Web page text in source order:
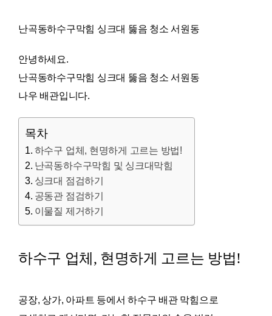
난곡동하수구막힘 싱크대 뚫음 청소 서원동
안녕하세요.
난곡동하수구막힘 싱크대 뚫음 청소 서원동
나우 배관입니다.
목차
하수구 업체, 현명하게 고르는 방법!
난곡동하수구막힘 및 싱크대막힘
싱크대 점검하기
공동관 점검하기
이물질 제거하기
하수구 업체, 현명하게 고르는 방법!
공장, 상가, 아파트 등에서 하수구 배관 막힘으로